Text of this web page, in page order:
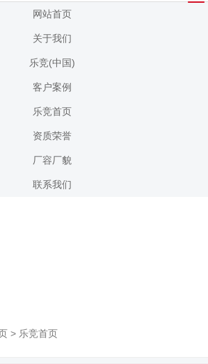
网站首页
关于我们
乐竞(中国)
客户案例
乐竞首页
资质荣誉
厂容厂貌
联系我们
> 乐竞首页